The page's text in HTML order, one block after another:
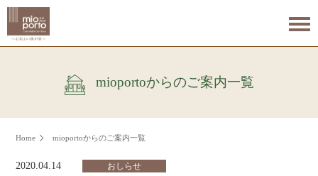
mioportoからのご案内一覧
Home mioportoからのご案内一覧
2020.04.14 おしらせ